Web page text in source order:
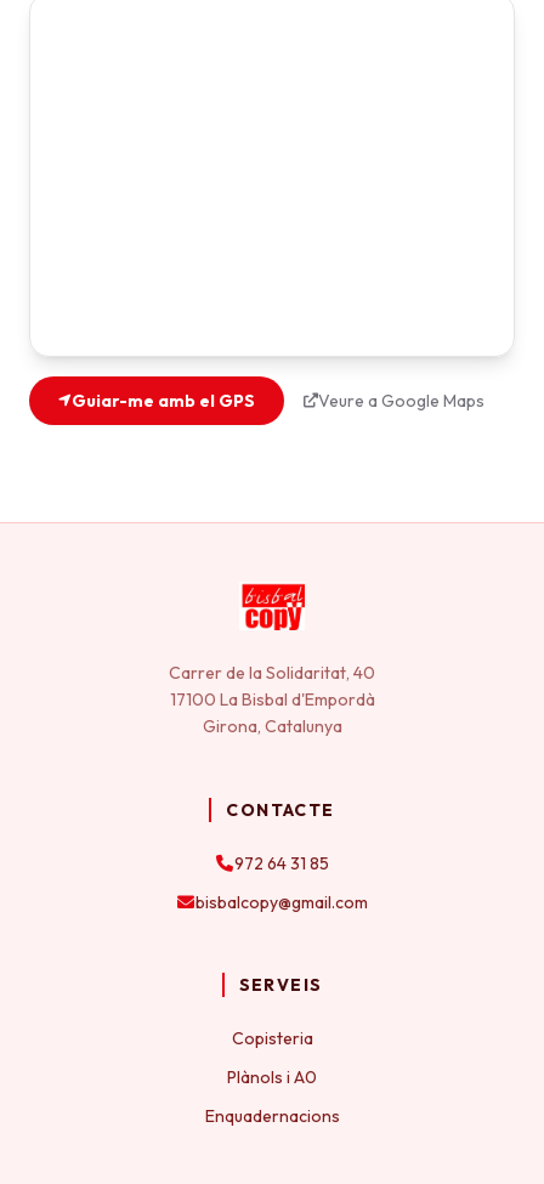
Guiar-me amb el GPS Veure a Google Maps
Carrer de la Solidaritat, 40
17100 La Bisbal d'Empordà
Girona, Catalunya
CONTACTE
972 64 31 85
bisbalcopy@gmail.com
SERVEIS
Copisteria
Plànols i A0
Enquadernacions